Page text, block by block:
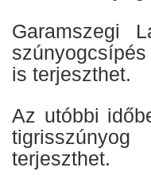
Garamszegi
is terjeszthet.
Az utóbbi
terjeszthet.